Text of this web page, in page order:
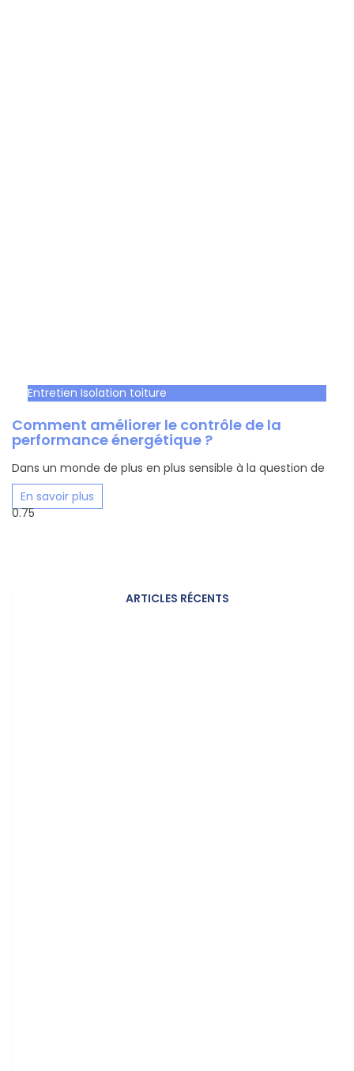
Entretien Isolation toiture
Comment améliorer le contrôle de la
performance énergétique ?
Dans un monde de plus en plus sensible à la question de
En savoir plus
ARTICLES RÉCENTS